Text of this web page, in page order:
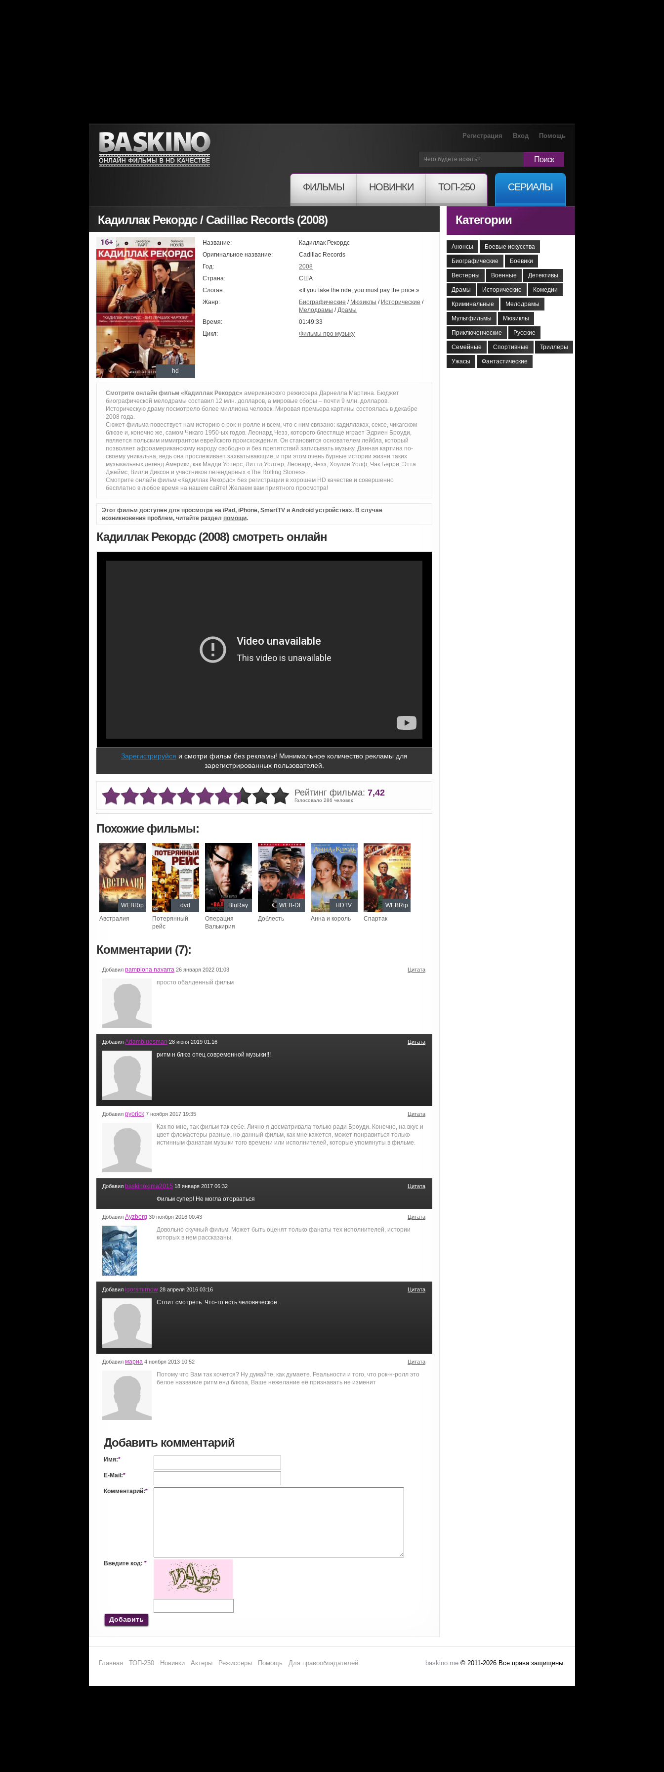
Регистрация Вход Помощь
Поиск
ФИЛЬМЫ НОВИНКИ ТОП-250 СЕРИАЛЫ
Кадиллак Рекордс / Cadillac Records (2008)
hd
Название:
Кадиллак Рекордс
Оригинальное название:
Cadillac Records
Год:
2008
Страна:
США
Слоган:
«If you take the ride, you must pay the price.»
Жанр:
Биографические / Мюзиклы / Исторические /
Мелодрамы /Драмы
Время:
01:49:33
Цикл:
Фильмы про музыку
Смотрите онлайн фильм «Кадиллак Рекордс» американского режиссера Дарнелла Мартина. Бюджет
биографической мелодрамы составил 12 млн. долларов, а мировые сборы – почти 9 млн. долларов.
Историческую драму посмотрело более миллиона человек. Мировая премьера картины состоялась в декабре
2008 года.
Сюжет фильма повествует нам историю о рок-н-ролле и всем, что с ним связано: кадиллаках, сексе, чикагском
блюзе и, конечно же, самом Чикаго 1950-ых годов. Леонард Чезз, которого блестяще играет Эдриен Броуди,
является польским иммигрантом еврейского происхождения. Он становится основателем лейбла, который
позволяет афроамериканскому народу свободно и без препятствий записывать музыку. Данная картина по-
своему уникальна, ведь она прослеживает захватывающие, и при этом очень бурные истории жизни таких
музыкальных легенд Америки, как Мадди Уотерс, Литтл Уолтер, Леонард Чезз, Хоулин Уолф, Чак Берри, Этта
Джеймс, Вилли Диксон и участников легендарных «The Rolling Stones».
Смотрите онлайн фильм «Кадиллак Рекордс» без регистрации в хорошем HD качестве и совершенно
бесплатно в любое время на нашем сайте! Желаем вам приятного просмотра!
Этот фильм доступен для просмотра на iPad, iPhone, SmartTV и Android устройствах. В случае
возникновения проблем, читайте раздел помощи.
Кадиллак Рекордс (2008) смотреть онлайн
Зарегистрируйся и смотри фильм без рекламы! Минимальное количество рекламы для
зарегистрированных пользователей.
Рейтинг фильма: 7,42
Голосовало 286 человек
Похожие фильмы:
Австралия
WEBRip
Потерянный
рейс
dvd
Операция
Валькирия
BluRay
Доблесть
WEB-DL
Анна и король
HDTV
Спартак
WEBRip
Комментарии (7):
Добавил pamplona navarra 26 января 2022 01:03 Цитата
просто обалденный фильм
Добавил Adambluesman 28 июня 2019 01:16 Цитата
ритм н блюз отец современной музыки!!!
Добавил pyorick 7 ноября 2017 19:35 Цитата
Как по мне, так фильм так себе. Лично я досматривала только ради Броуди. Конечно, на вкус и
цвет фломастеры разные, но данный фильм, как мне кажется, может понравиться только
истинным фанатам музыки того времени или исполнителей, которые упомянуты в фильме.
Добавил baskinokima2015 18 января 2017 06:32 Цитата
Фильм супер! Не могла оторваться
Добавил Ayzberg 30 ноября 2016 00:43 Цитата
Довольно скучный фильм. Может быть оценят только фанаты тех исполнителей, истории
которых в нем рассказаны.
Добавил igorsmirnow 28 апреля 2016 03:16 Цитата
Стоит смотреть. Что-то есть человеческое.
Добавил мариа 4 ноября 2013 10:52 Цитата
Потому что Вам так хочется? Ну думайте, как думаете. Реальности и того, что рок-н-ролл это
белое название ритм енд блюза, Ваше нежелание её признавать не изменит
Добавить комментарий
Имя:*
E-Mail:*
Комментарий:*
Введите код: *
Добавить
Категории
Анонсы Боевые искусства
Биографические Боевики
Вестерны Военные Детективы
Драмы Исторические Комедии
Криминальные Мелодрамы
Мультфильмы Мюзиклы
Приключенческие Русские
Семейные Спортивные Триллеры
Ужасы Фантастические
Главная ТОП-250 Новинки Актеры Режиссеры Помощь Для правообладателей baskino.me © 2011-2026 Все права защищены.